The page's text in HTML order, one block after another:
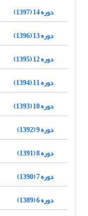
دوره 14 (1397)
دوره 13 (1396)
دوره 12 (1395)
دوره 11 (1394)
دوره 10 (1393)
دوره 9 (1392)
دوره 8 (1391)
دوره 7 (1390)
دوره 6 (1389)